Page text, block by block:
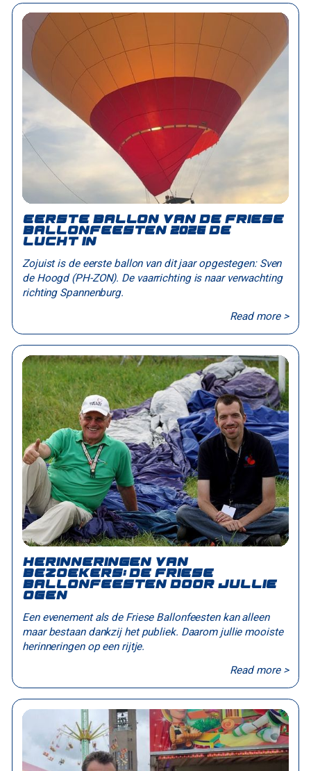
Eerste ballon van de Friese
Ballonfeesten 2026 de
lucht in
Zojuist is de eerste ballon van dit jaar opgestegen: Sven
de Hoogd (PH-ZON). De vaarrichting is naar verwachting
richting Spannenburg.
Read more >
Herinneringen van
bezoekers: de Friese
Ballonfeesten door jullie
ogen
Een evenement als de Friese Ballonfeesten kan alleen
maar bestaan dankzij het publiek. Daarom jullie mooiste
herinneringen op een rijtje.
Read more >